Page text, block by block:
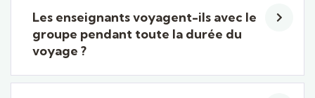
Les enseignants voyagent-ils avec le
groupe pendant toute la durée du
voyage ?